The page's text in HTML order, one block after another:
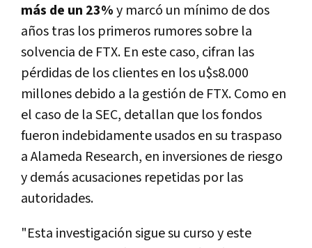
más de un 23%y marcó un mínimo de dos
años tras los primeros rumores sobre la
solvencia de FTX. En este caso, cifran las
pérdidas de los clientes en los u$s8.000
millones debido a la gestión de FTX. Como en
el caso de la SEC, detallan que los fondos
fueron indebidamente usados en su traspaso
a Alameda Research, en inversiones de riesgo
y demás acusaciones repetidas por las
autoridades.
"Esta investigación sigue su curso y este